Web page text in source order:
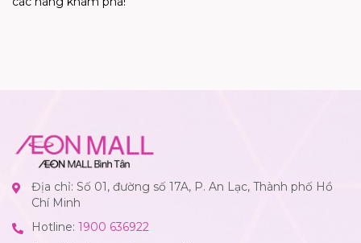
Địa chỉ: Số 01, đường số 17A, P. An Lạc, Thành phố Hồ
Chí Minh
Hotline: 1900 636922